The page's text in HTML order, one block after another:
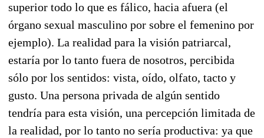
superior todo lo que es fálico, hacia afuera (el
órgano sexual masculino por sobre el femenino por
ejemplo). La realidad para la visión patriarcal,
estaría por lo tanto fuera de nosotros, percibida
sólo por los sentidos: vista, oído, olfato, tacto y
gusto. Una persona privada de algún sentido
tendría para esta visión, una percepción limitada de
la realidad, por lo tanto no sería productiva: ya que